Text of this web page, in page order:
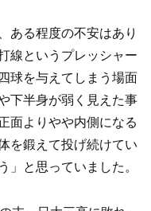
ある程度の不安はあり
線というプレッシャー
球を与えてしまう場面
下半身が弱く見えた事
面よりやや内側になる
を鍛えて投げ続けてい
」と思っていました。